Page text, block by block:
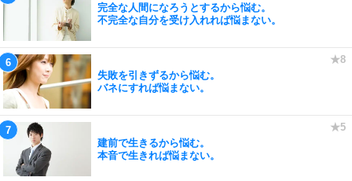
完全な人間になろうとするから悩む。
不完全な自分を受け入れれば悩まない。
失敗を引きずるから悩む。
バネにすれば悩まない。
建前で生きるから悩む。
本音で生きれば悩まない。